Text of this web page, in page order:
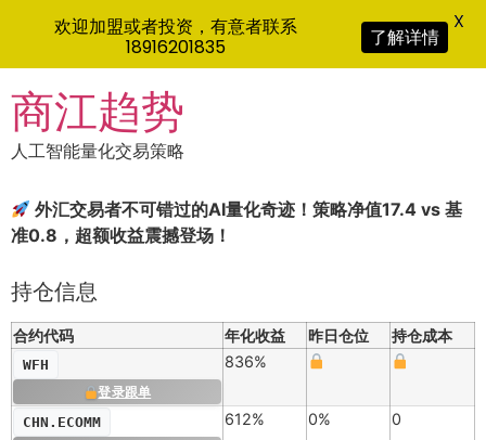
to
content
商江趋势
人工智能量化交易策略
外汇交易者不可错过的AI量化奇迹！策略净值17.4 vs 基
准0.8，超额收益震撼登场！
持仓信息
合约代码 年化收益 昨日仓位 持仓成本
WFH
登录跟单
836%
CHN.ECOMM
612% 0% 0
欢迎加盟或者投资，有意者联系
18916201835
了解详情
X